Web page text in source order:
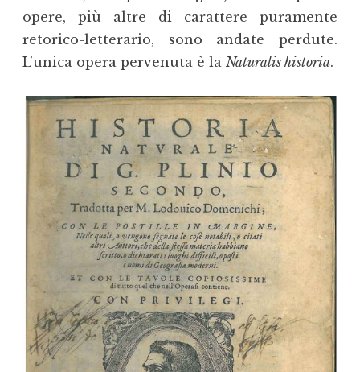
opere, più altre di carattere puramente
retorico-letterario, sono andate perdute.
L’unica opera pervenuta è la Naturalis historia.